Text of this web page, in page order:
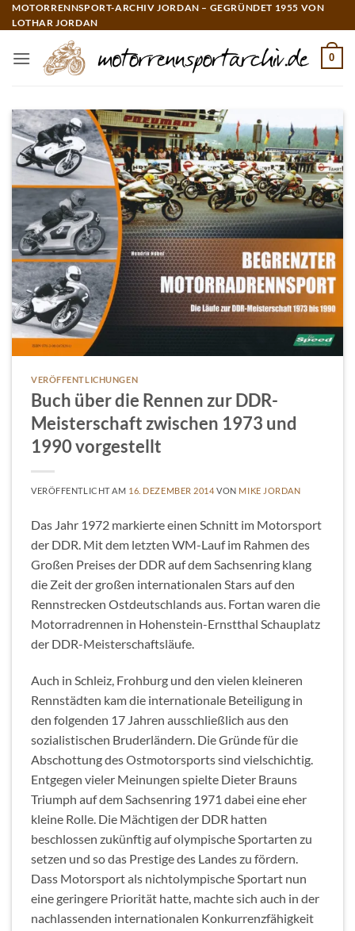
Zum
Inhalt
MOTORRENNSPORT-ARCHIV JORDAN – GEGRÜNDET 1955 VON
LOTHAR JORDAN
0
VERÖFFENTLICHUNGEN
Buch über die Rennen zur DDR-
Meisterschaft zwischen 1973 und
1990 vorgestellt
VERÖFFENTLICHT AM 16. DEZEMBER 2014VON MIKE JORDAN
Das Jahr 1972 markierte einen Schnitt im Motorsport
der DDR. Mit dem letzten WM-Lauf im Rahmen des
Großen Preises der DDR auf dem Sachsenring klang
die Zeit der großen internationalen Stars auf den
Rennstrecken Ostdeutschlands aus. Fortan waren die
Motorradrennen in Hohenstein-Ernstthal Schauplatz
der DDR-Meisterschaftsläufe.
Auch in Schleiz, Frohburg und den vielen kleineren
Rennstädten kam die internationale Beteiligung in
den folgenden 17 Jahren ausschließlich aus den
sozialistischen Bruderländern. Die Gründe für die
Abschottung des Ostmotorsports sind vielschichtig.
Entgegen vieler Meinungen spielte Dieter Brauns
Triumph auf dem Sachsenring 1971 dabei eine eher
kleine Rolle. Die Mächtigen der DDR hatten
beschlossen zukünftig auf olympische Sportarten zu
setzen und so das Prestige des Landes zu fördern.
Dass Motorsport als nichtolympische Sportart nun
eine geringere Priorität hatte, machte sich auch in der
nachlassenden internationalen Konkurrenzfähigkeit